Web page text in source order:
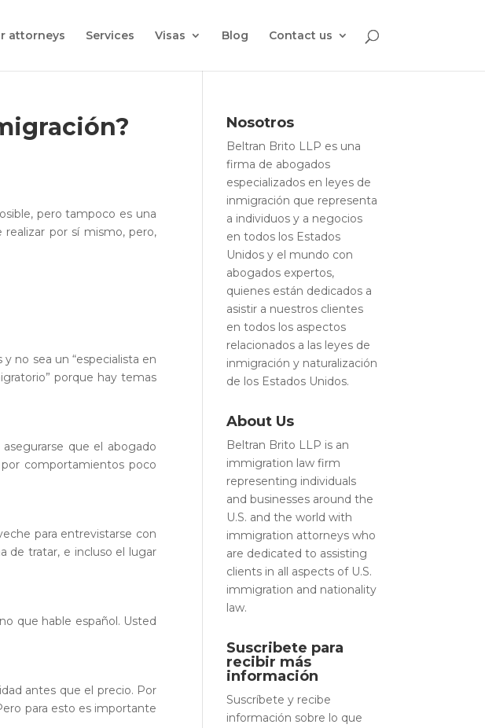
attorneys Services Visas Blog Contact us
pero tampoco es una
por sí mismo, pero,
no sea un “especialista en
porque hay temas
asegurarse que el abogado
comportamientos poco
para entrevistarse con
de tratar, e incluso el lugar
que hable español. Usted
antes que el precio. Por
para esto es importante
Nosotros
Beltran Brito LLP es una
firma de abogados
especializados en leyes de
inmigración que representa
a individuos y a negocios
en todos los Estados
Unidos y el mundo con
abogados expertos,
quienes están dedicados a
asistir a nuestros clientes
en todos los aspectos
relacionados a las leyes de
inmigración y naturalización
de los Estados Unidos.
About Us
Beltran Brito LLP is an
immigration law firm
representing individuals
and businesses around the
U.S. and the world with
immigration attorneys who
are dedicated to assisting
clients in all aspects of U.S.
immigration and nationality
law.
Suscribete para
recibir más
información
Suscríbete y recibe
información sobre lo que